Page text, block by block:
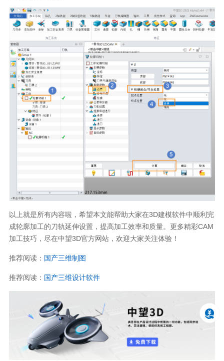
以上就是所有内容啦，希望本文能帮助大家在3D建模软件中顺利完
成轮廓加工的刀轨延伸设置，提高加工效率和质量。更多精彩CAM
加工技巧，尽在中望3D官方网站，欢迎大家关注体验！
推荐阅读： 国产三维制图
推荐阅读： 国产三维设计软件